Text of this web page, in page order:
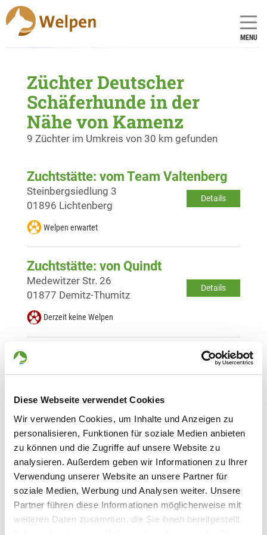
Diese Webseite verwendet Cookies
Wir verwenden Cookies, um Inhalte und Anzeigen zu
personalisieren, Funktionen für soziale Medien anbieten
zu können und die Zugriffe auf unsere Website zu
analysieren. Außerdem geben wir Informationen zu Ihrer
Verwendung unserer Website an unsere Partner für
soziale Medien, Werbung und Analysen weiter. Unsere
Partner führen diese Informationen möglicherweise mit
weiteren Daten zusammen, die Sie ihnen bereitgestellt
MENU
Züchter Deutscher
Schäferhunde in der
Nähe von Kamenz
9 Züchter im Umkreis von 30 km gefunden
Zuchtstätte: vom Team Valtenberg
Details
Steinbergsiedlung 3
01896 Lichtenberg
Welpen erwartet
Zuchtstätte: von Quindt
Details
Medewitzer Str. 26
01877 Demitz-Thumitz
Derzeit keine Welpen
Details
Zuchtstätte: vom Lausaer Stern
Details
Königsbrücker Landstr. 380
01108 Dresden
Derzeit keine Welpen